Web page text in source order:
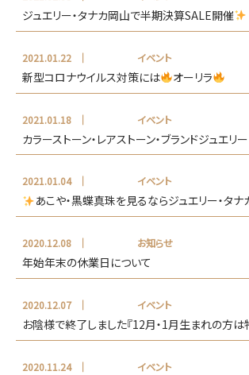
ジュエリー・タナカ岡山で半期決算SALE開催
2021.01.22 イベント
新型コロナウイルス対策には オーリラ
2021.01.18 イベント
カラーストーン・レアストーン・ブランドジュエリー
2021.01.04 イベント
あこや・黒蝶真珠を見るならジュエリー・タ
2020.12.08 お知らせ
年始年末の休業日について
2020.12.07 イベント
お陰様で終了しました『12月・1月生まれの方
2020.11.24 イベント